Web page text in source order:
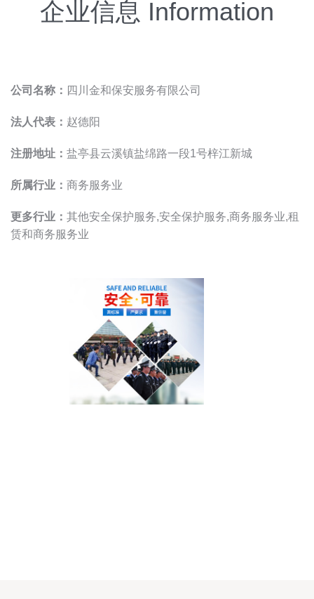
企业信息 Information
公司名称： 四川金和保安服务有限公司
法人代表： 赵德阳
注册地址： 盐亭县云溪镇盐绵路一段1号梓江新城
所属行业： 商务服务业
更多行业： 其他安全保护服务,安全保护服务,商务服务业,租
赁和商务服务业